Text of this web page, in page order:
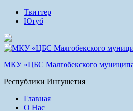
Твиттер
Ютуб
МКУ «ЦБС Малгобекского
Республики Ингушетия
Главная
О Нас